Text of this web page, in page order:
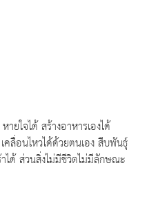
ใจได้ สร้างอาหารเองได้
คลื่อนไหวได้ด้วยตนเอง สืบพันธุ์
ได้ ส่วนสิ่งไม่มีชีวิตไม่มีลักษณะ